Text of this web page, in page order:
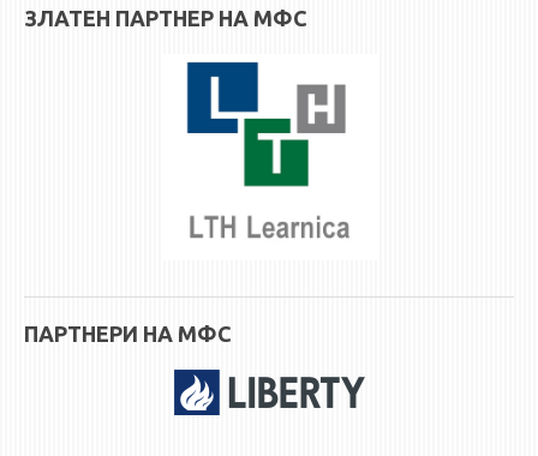
СТУДЕНТСКА СЛУЖБА
КОНТАКТ
ЗЛАТЕН ПАРТНЕР НА МФС
ПАРТНЕРИ НА МФС